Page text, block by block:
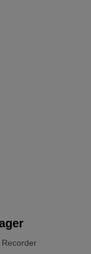
Recorder